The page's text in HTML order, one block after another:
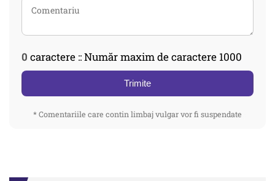
0 caractere :: Număr maxim de caractere 1000
Trimite
* Comentariile care contin limbaj vulgar vor fi suspendate